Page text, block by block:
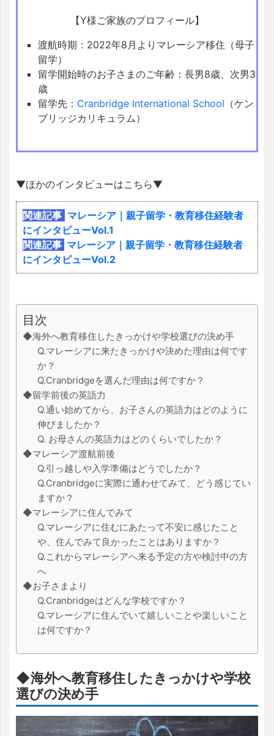
【Y様ご家族のプロフィール】
渡航時期：2022年8月よりマレーシア移住（母子
留学）
留学開始時のお子さまのご年齢：長男8歳、次男3
歳
留学先： Cranbridge International School （ケン
ブリッジカリキュラム）
▼ほかのインタビューはこちら▼
関連記事 マレーシア｜親子留学・教育移住経験者
にインタビューVol.1
関連記事 マレーシア｜親子留学・教育移住経験者
にインタビューVol.2
目次
◆海外へ教育移住したきっかけや学校選びの決め手
Q.マレーシアに来たきっかけや決めた理由は何です
か？
Q.Cranbridgeを選んだ理由は何ですか？
◆留学前後の英語力
Q.通い始めてから、お子さんの英語力はどのように
伸びましたか？
Q. お母さんの英語力はどのくらいでしたか？
◆マレーシア渡航前後
Q.引っ越しや入学準備はどうでしたか？
Q.Cranbridgeに実際に通わせてみて、どう感じてい
ますか？
◆マレーシアに住んでみて
Q.マレーシアに住むにあたって不安に感じたこと
や、住んでみて良かったことはありますか？
Q.これからマレーシアへ来る予定の方や検討中の方
へ
◆お子さまより
Q.Cranbridgeはどんな学校ですか？
Q.マレーシアに住んでいて嬉しいことや楽しいこと
は何ですか？
◆海外へ教育移住したきっかけや学校
選びの決め手